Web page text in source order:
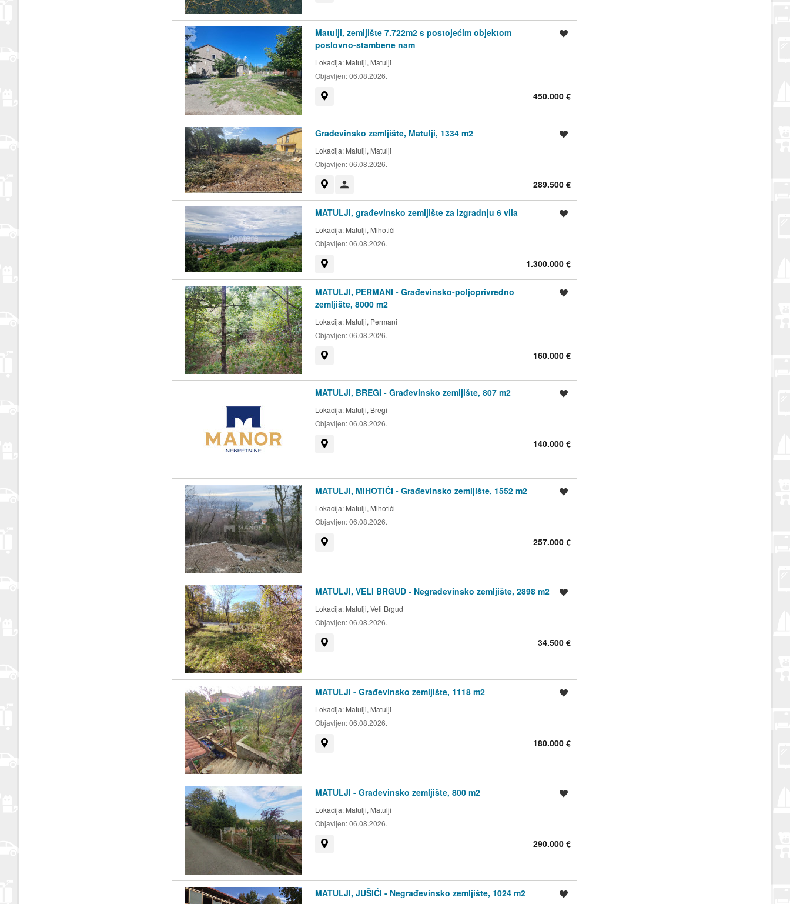
Matulji, zemljište 7.722m2 s postojećim objektom
poslovno-stambene nam
Lokacija: Matulji, Matulji
Objavljen:06.08.2026.
450.000 €
Građevinsko zemljište, Matulji, 1334 m2
Lokacija: Matulji, Matulji
Objavljen:06.08.2026.
289.500 €
MATULJI, građevinsko zemljište za izgradnju 6 vila
Lokacija: Matulji, Mihotići
Objavljen:06.08.2026.
1.300.000 €
MATULJI, PERMANI - Građevinsko-poljoprivredno
zemljište, 8000 m2
Lokacija: Matulji, Permani
Objavljen:06.08.2026.
160.000 €
MATULJI, BREGI - Građevinsko zemljište, 807 m2
Lokacija: Matulji, Bregi
Objavljen:06.08.2026.
140.000 €
MATULJI, MIHOTIĆI - Građevinsko zemljište, 1552 m2
Lokacija: Matulji, Mihotići
Objavljen:06.08.2026.
257.000 €
MATULJI, VELI BRGUD - Negrađevinsko zemljište, 2898 m2
Lokacija: Matulji, Veli Brgud
Objavljen:06.08.2026.
34.500 €
MATULJI - Građevinsko zemljište, 1118 m2
Lokacija: Matulji, Matulji
Objavljen:06.08.2026.
180.000 €
MATULJI - Građevinsko zemljište, 800 m2
Lokacija: Matulji, Matulji
Objavljen:06.08.2026.
290.000 €
MATULJI, JUŠIĆI - Negrađevinsko zemljište, 1024 m2